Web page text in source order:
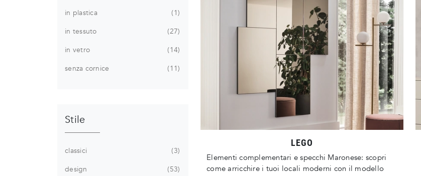
LEGO
Elementi complementari e specchi Maronese: scopri
come arricchire i tuoi locali moderni con il modello
in plastica
1
in tessuto
27
in vetro
14
senza cornice
11
Stile
classici
3
design
53